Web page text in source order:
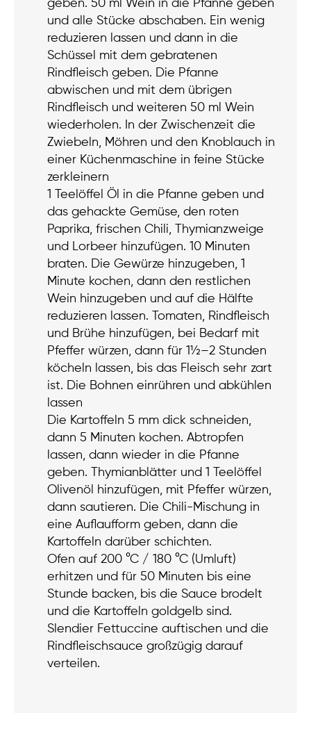
geben. 50 ml Wein in die Pfanne geben
und alle Stücke abschaben. Ein wenig
reduzieren lassen und dann in die
Schüssel mit dem gebratenen
Rindfleisch geben. Die Pfanne
abwischen und mit dem übrigen
Rindfleisch und weiteren 50 ml Wein
wiederholen. In der Zwischenzeit die
Zwiebeln, Möhren und den Knoblauch in
einer Küchenmaschine in feine Stücke
zerkleinern
1 Teelöffel Öl in die Pfanne geben und
das gehackte Gemüse, den roten
Paprika, frischen Chili, Thymianzweige
und Lorbeer hinzufügen. 10 Minuten
braten. Die Gewürze hinzugeben, 1
Minute kochen, dann den restlichen
Wein hinzugeben und auf die Hälfte
reduzieren lassen. Tomaten, Rindfleisch
und Brühe hinzufügen, bei Bedarf mit
Pfeffer würzen, dann für 1½–2 Stunden
köcheln lassen, bis das Fleisch sehr zart
ist. Die Bohnen einrühren und abkühlen
lassen
Die Kartoffeln 5 mm dick schneiden,
dann 5 Minuten kochen. Abtropfen
lassen, dann wieder in die Pfanne
geben. Thymianblätter und 1 Teelöffel
Olivenöl hinzufügen, mit Pfeffer würzen,
dann sautieren. Die Chili-Mischung in
eine Auflaufform geben, dann die
Kartoffeln darüber schichten.
Ofen auf 200 °C / 180 °C (Umluft)
erhitzen und für 50 Minuten bis eine
Stunde backen, bis die Sauce brodelt
und die Kartoffeln goldgelb sind.
Slendier Fettuccine auftischen und die
Rindfleischsauce großzügig darauf
verteilen.